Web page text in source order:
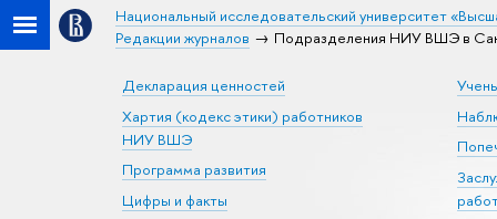
Национальный исследовательский университет
Редакции журналов
Подразделения НИУ ВШЭ в
Декларация ценностей
Хартия (кодекс этики) работников
НИУ ВШЭ
Программа развития
Цифры и факты